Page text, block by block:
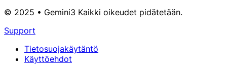
© 2025 • Gemini3 Kaikki oikeudet pidätetään.
Support
Tietosuojakäytäntö
Käyttöehdot